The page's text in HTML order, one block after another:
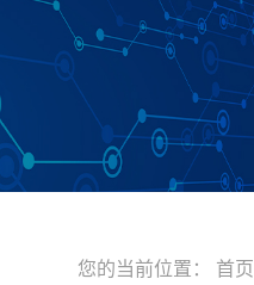
您的当前位置： 首页